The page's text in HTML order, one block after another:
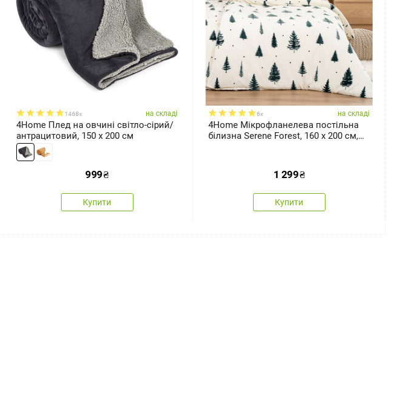
1468x на складі
4Home Плед на овчині світло-сірий/
антрацитовий, 150 x 200 см
999₴
Купити
6x на складі
4Home Мікрофланелева постільна
білизна Serene Forest, 160 x 200 см,
1 299₴
Купити